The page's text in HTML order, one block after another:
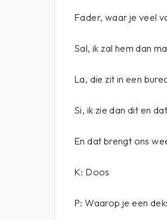
Fader, waar je veel
Sal, ik zal hem dan
La, die zit in een
Si, ik zie dan dit en dat
En dat brengt ons
K: Doos
P: Waarop je een